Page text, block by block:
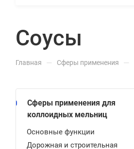
Соусы
Главная — Сферы применения —
Сферы применения для
коллоидных мельниц
Основные функции
Дорожная и строительная
Telegram